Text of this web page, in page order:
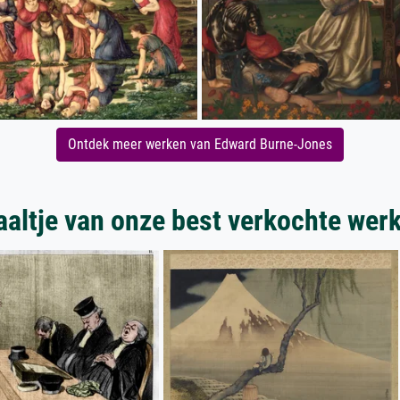
Ontdek meer werken van Edward Burne-Jones
van onze best verkochte